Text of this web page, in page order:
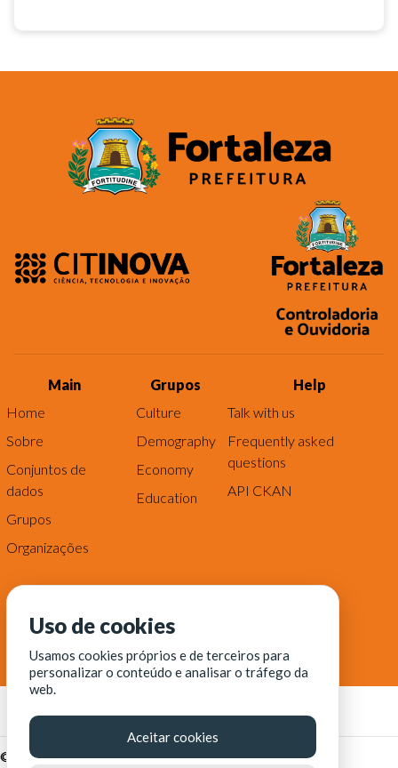
Main
Home
Sobre
Conjuntos de
dados
Grupos
Organizações
Grupos
Culture
Demography
Economy
Education
Help
Talk with us
Frequently asked
questions
API CKAN
© Fortaleza Digital || CITINOVA - Fundação de Ciência,
Uso de cookies
Usamos cookies próprios e de terceiros para
personalizar o conteúdo e analisar o tráfego da
web.
Aceitar cookies